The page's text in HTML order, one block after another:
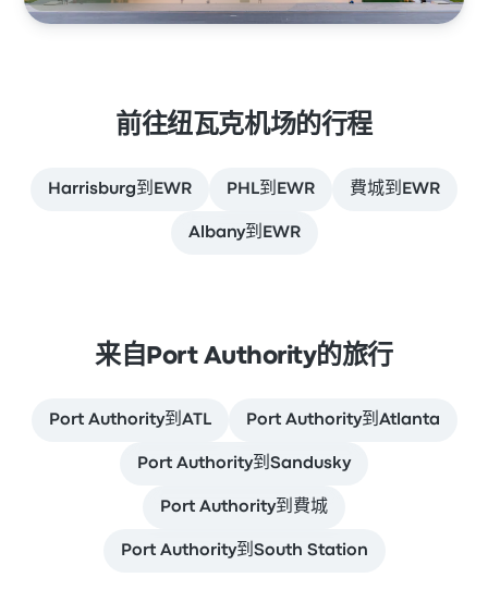
前往纽瓦克机场的行程
Harrisburg到EWR PHL到EWR 費城到EWR
Albany到EWR
来自Port Authority的旅行
Port Authority到ATL Port Authority到Atlanta
Port Authority到Sandusky
Port Authority到費城
Port Authority到South Station